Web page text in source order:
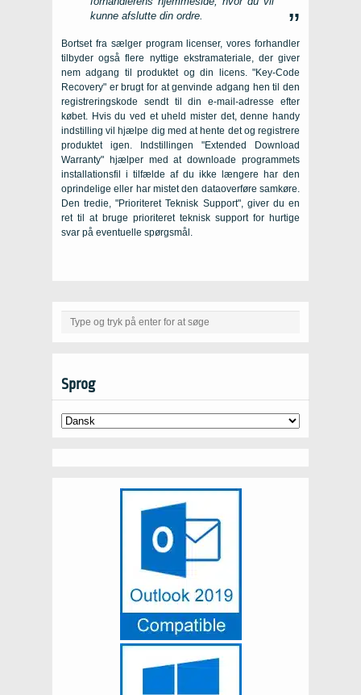
kunne afslutte din ordre.
Bortset fra sælger program licenser, vores forhandler
tilbyder også flere nyttige ekstramateriale, der giver
nem adgang til produktet og din licens. "Key-Code
Recovery" er brugt for at genvinde adgang hen til den
registreringskode sendt til din e-mail-adresse efter
købet. Hvis du ved et uheld mister det, denne handy
indstilling vil hjælpe dig med at hente det og registrere
produktet igen. Indstillingen "Extended Download
Warranty" hjælper med at downloade programmets
installationsfil i tilfælde af du ikke længere har den
oprindelige eller har mistet den dataoverføre samkøre.
Den tredie, "Prioriteret Teknisk Support", giver du en
ret til at bruge prioriteret teknisk support for hurtige
svar på eventuelle spørgsmål.
Sprog